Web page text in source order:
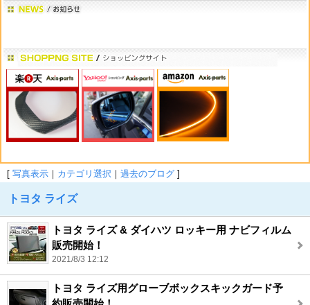
[ 写真表示 ｜ カテゴリ選択 ｜ 過去のブログ ]
トヨタ ライズ
トヨタ ライズ & ダイハツ ロッキー用 ナビフィルム
販売開始！
2021/8/3 12:12
トヨタ ライズ用グローブボックスキックガード予